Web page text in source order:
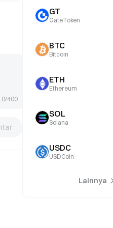
0/400
GT
GateToken
BTC
Bitcoin
ETH
Ethereum
SOL
Solana
USDC
USDCoin
Lainnya